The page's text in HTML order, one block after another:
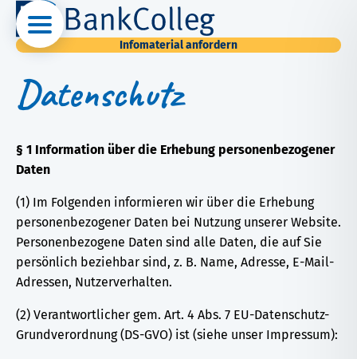
Infomaterial anfordern
Datenschutz
§ 1 Information über die Erhebung personenbezogener
Daten
(1) Im Folgenden informieren wir über die Erhebung
personenbezogener Daten bei Nutzung unserer Website.
Personenbezogene Daten sind alle Daten, die auf Sie
persönlich beziehbar sind, z. B. Name, Adresse, E-Mail-
Adressen, Nutzerverhalten.
(2) Verantwortlicher gem. Art. 4 Abs. 7 EU-Datenschutz-
Grundverordnung (DS-GVO) ist (siehe unser Impressum):